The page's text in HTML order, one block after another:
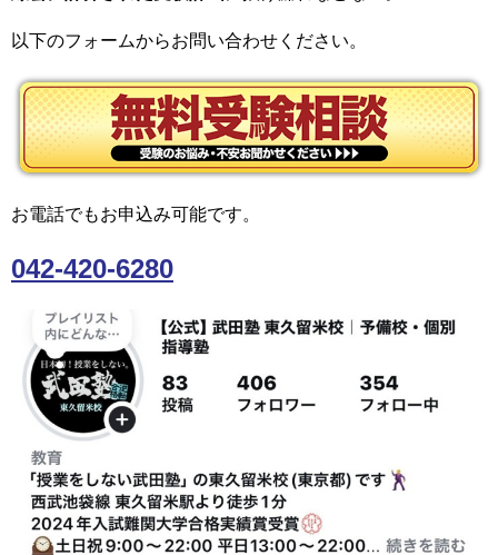
以下のフォームからお問い合わせください。
お電話でもお申込み可能です。
042-420-6280